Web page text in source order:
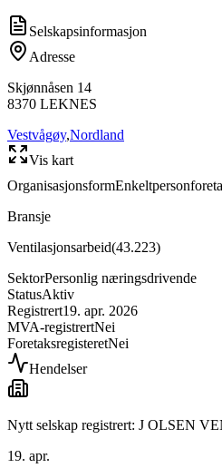
Selskapsinformasjon
Adresse
Skjønnåsen 14
8370 LEKNES
Vestvågøy,Nordland
Vis kart
Organisasjonsform
Bransje
Ventilasjonsarbeid(43.223)
SektorPersonlig næringsdrivende
StatusAktiv
Registrert19. apr. 2026
MVA-registrertNei
ForetaksregisteretNei
Hendelser
Nytt selskap registrert: J OLSEN
19. apr.